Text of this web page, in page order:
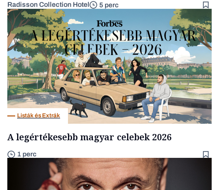
Radisson Collection Hotel 5 perc
Listák és Extrák
A legértékesebb magyar celebek 2026
1 perc